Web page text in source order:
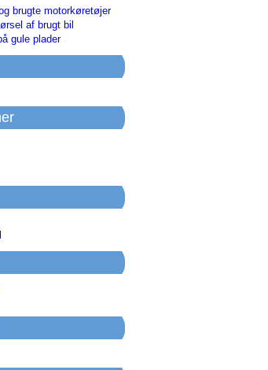
brugte motorkøretøjer
af brugt bil
gule plader